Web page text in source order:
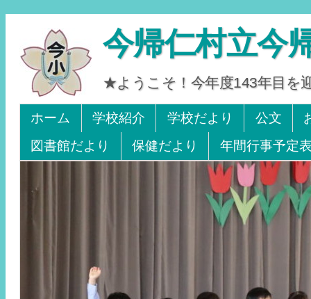
今帰仁村立今
★ようこそ！今年度143年目を
Tel 0980-56-2405. Fax 0980-56-2242
ホーム 学校紹介 学校だより 公文
図書館だより
保健だより 年間行事予定